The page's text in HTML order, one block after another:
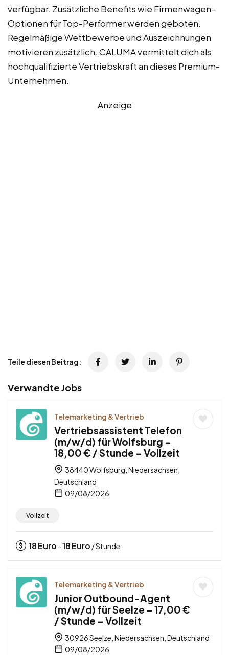
verfügbar. Zusätzliche Benefits wie Firmenwagen-
Optionen für Top-Performer werden geboten.
Regelmäßige Wettbewerbe und Auszeichnungen
motivieren zusätzlich. CALUMA vermittelt dich als
hochqualifizierte Vertriebskraft an dieses Premium-
Unternehmen.
Anzeige
Teile diesen Beitrag:
Verwandte Jobs
Telemarketing & Vertrieb
Vertriebsassistent Telefon
(m/w/d) für Wolfsburg –
18,00 € / Stunde – Vollzeit
38440 Wolfsburg, Niedersachsen,
Deutschland
09/08/2026
Vollzeit
18Euro -18Euro / Stunde
Telemarketing & Vertrieb
Junior Outbound-Agent
(m/w/d) für Seelze – 17,00 €
/ Stunde – Vollzeit
30926 Seelze, Niedersachsen, Deutschland
09/08/2026